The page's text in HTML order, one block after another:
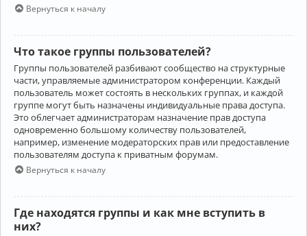
Вернуться к началу
Что такое группы пользователей?
Группы пользователей разбивают сообщество на структурные
части, управляемые администратором конференции. Каждый
пользователь может состоять в нескольких группах, и каждой
группе могут быть назначены индивидуальные права доступа.
Это облегчает администраторам назначение прав доступа
одновременно большому количеству пользователей,
например, изменение модераторских прав или предоставление
пользователям доступа к приватным форумам.
Вернуться к началу
Где находятся группы и как мне вступить в
них?